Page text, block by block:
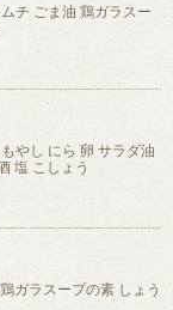
チ ごま油 鶏ガラスー
やし にら 卵 サラダ油
塩 こしょう
ガラスープの素 しょう